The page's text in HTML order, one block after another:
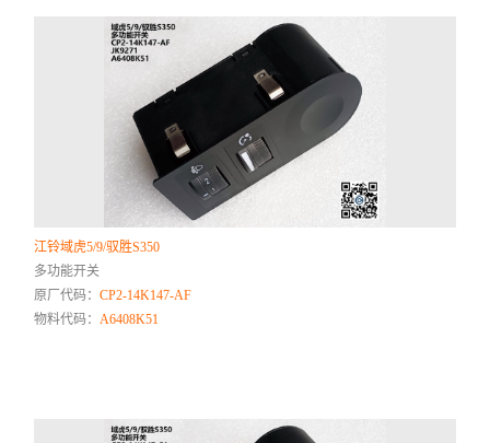
江铃域虎5/9/驭胜S350
多功能开关
原厂代码：CP2-14K147-AF
物料代码：A6408K51